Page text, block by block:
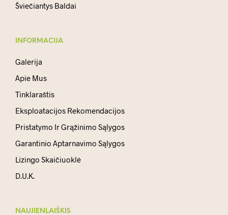
Šviečiantys Baldai
INFORMACIJA
Galerija
Apie Mus
Tinklaraštis
Eksploatacijos Rekomendacijos
Pristatymo Ir Grąžinimo Sąlygos
Garantinio Aptarnavimo Sąlygos
Lizingo Skaičiuoklė
D.U.K.
NAUJIENLAIŠKIS